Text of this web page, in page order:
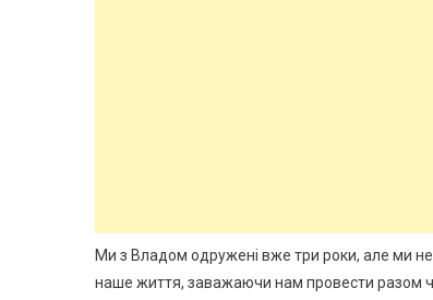
Ми з Владом одружені вже три роки, але ми не
наше життя, заважаючи нам провести разом